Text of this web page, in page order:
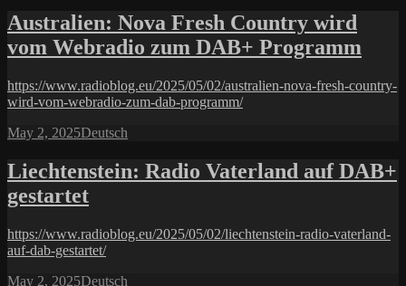
Australien: Nova Fresh Country wird
vom Webradio zum DAB+ Programm
https://www.radioblog.eu/2025/05/02/australien-nova-fresh-country-
wird-vom-webradio-zum-dab-programm/
Posted
May 2, 2025Categories
Deutsch
Liechtenstein: Radio Vaterland auf DAB+
gestartet
https://www.radioblog.eu/2025/05/02/liechtenstein-radio-vaterland-
auf-dab-gestartet/
Posted
May 2, 2025Categories
Deutsch